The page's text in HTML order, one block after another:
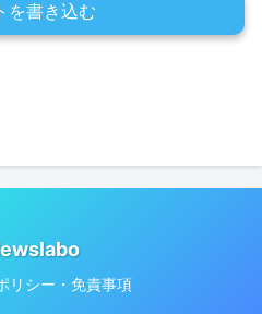
を書き込む
リシー・免責事項